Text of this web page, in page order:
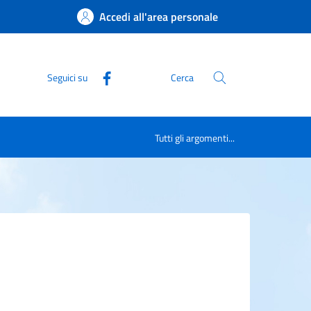
Accedi all'area personale
Seguici su Cerca
Tutti gli argomenti...